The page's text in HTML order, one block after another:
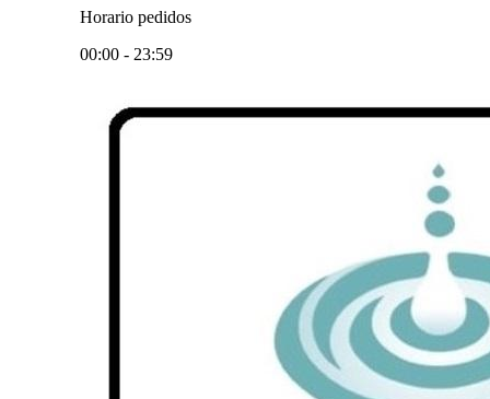
Horario pedidos
00:00 - 23:59